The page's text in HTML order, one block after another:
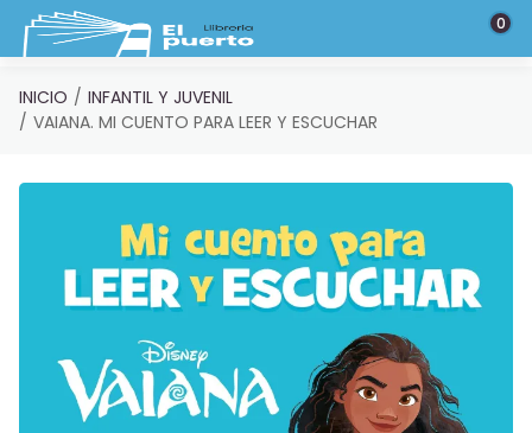
Saltar al contenido principal 0
INICIO
INFANTIL Y JUVENIL
VAIANA. MI CUENTO PARA LEER Y ESCUCHAR